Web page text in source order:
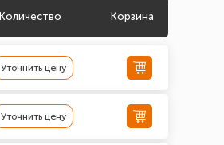
Количество Корзина
Уточнить цену
Уточнить цену